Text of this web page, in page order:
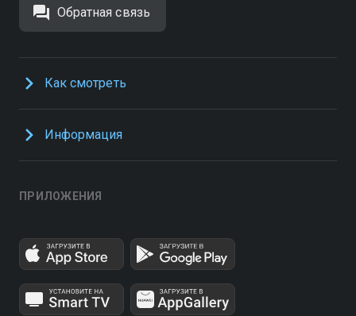
Обратная связь
Как смотреть
Информация
ПРИЛОЖЕНИЯ